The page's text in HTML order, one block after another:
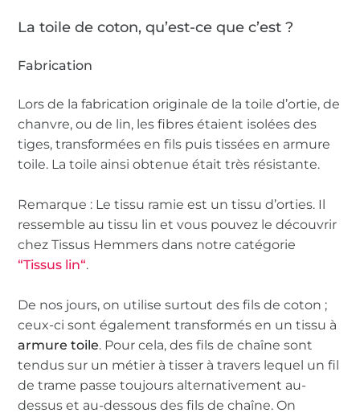
La toile de coton, qu’est-ce que c’est ?
Fabrication
Lors de la fabrication originale de la toile d’ortie, de
chanvre, ou de lin, les fibres étaient isolées des
tiges, transformées en fils puis tissées en armure
toile. La toile ainsi obtenue était très résistante.
Remarque : Le tissu ramie est un tissu d’orties. Il
ressemble au tissu lin et vous pouvez le découvrir
chez Tissus Hemmers dans notre catégorie
“Tissus lin“.
De nos jours, on utilise surtout des fils de coton ;
ceux-ci sont également transformés en un tissu à
armure toile. Pour cela, des fils de chaîne sont
tendus sur un métier à tisser à travers lequel un fil
de trame passe toujours alternativement au-
dessus et au-dessous des fils de chaîne. On